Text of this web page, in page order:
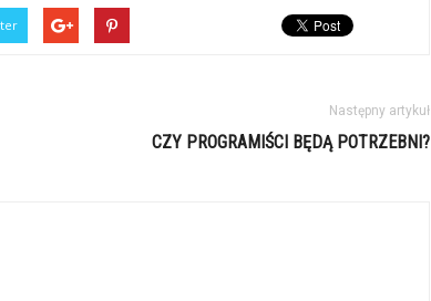
Następny artykuł
CZY PROGRAMIŚCI BĘDĄ POTRZEBNI?